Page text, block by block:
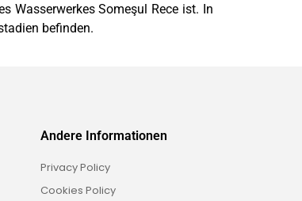
Wasserwerkes Someşul Rece ist. In
befinden.
Andere Informationen
Privacy Policy
Cookies Policy